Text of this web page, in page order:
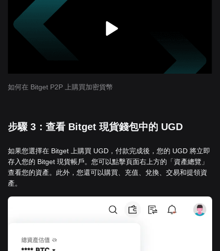
如何在 Bitget P2P 上購買加密貨幣
步驟 3：查看 Bitget 現貨錢包中的 UGD
如果您選擇在 Bitget 上購買 UGD，付款完成後，您的 UGD 將立即
存入您的 Bitget 現貨帳戶。您可以點擊頁面右上方的「資產總覽」
查看您的資產。此外，您還可以購買、充值、兌換、交易和提領資
產。